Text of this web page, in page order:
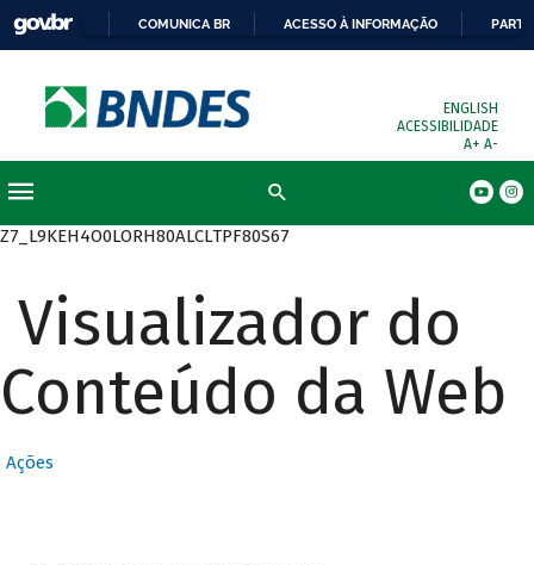
COMUNICA BR ACESSO À INFORMAÇÃO
ENGLISH
ACESSIBILIDADE
A+ A-
Z7_L9KEH4O0LORH80ALCLTPF80S67
Visualizador do
Conteúdo da Web
Ações